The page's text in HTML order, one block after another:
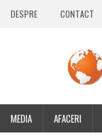
DESPRE CONTACT
MEDIA AFACERI